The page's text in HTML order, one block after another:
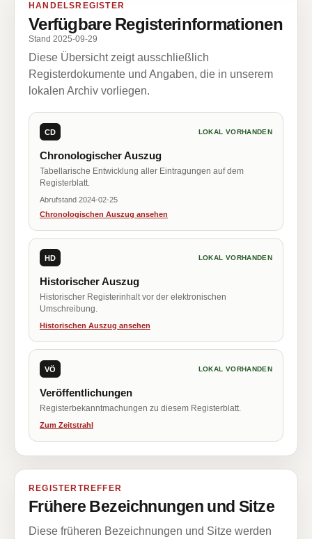
HANDELSREGISTER
Verfügbare Registerinformationen
Stand 2025-09-29
Diese Übersicht zeigt ausschließlich
Registerdokumente und Angaben, die in unserem
lokalen Archiv vorliegen.
CD LOKAL VORHANDEN
Chronologischer Auszug
Tabellarische Entwicklung aller Eintragungen auf dem
Registerblatt.
Abrufstand 2024-02-25
Chronologischen Auszug ansehen
HD LOKAL VORHANDEN
Historischer Auszug
Historischer Registerinhalt vor der elektronischen
Umschreibung.
Historischen Auszug ansehen
VÖ LOKAL VORHANDEN
Veröffentlichungen
Registerbekanntmachungen zu diesem Registerblatt.
Zum Zeitstrahl
REGISTERTREFFER
Frühere Bezeichnungen und Sitze
Diese früheren Bezeichnungen und Sitze werden